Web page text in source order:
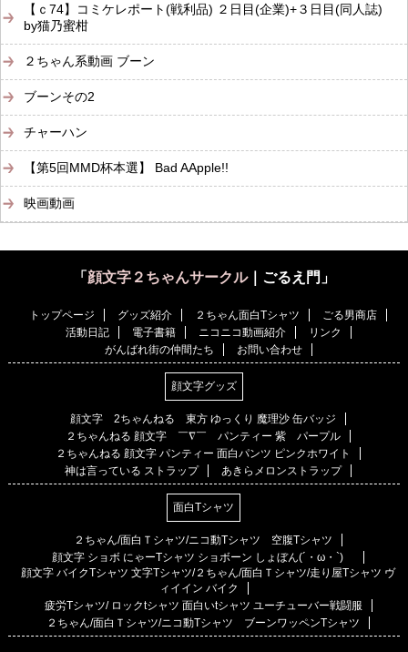
【ｃ74】コミケレポート(戦利品) ２日目(企業)+３日目(同人誌)
by猫乃蜜柑
２ちゃん系動画 ブーン
ブーンその2
チャーハン
【第5回MMD杯本選】 Bad AApple!!
映画動画
「 顔文字２ちゃんサークル｜ごるえ門」
トップページ グッズ紹介 ２ちゃん面白Tシャツ
ごる男商店
活動日記
電子書籍 ニコニコ動画紹介
リンク
がんばれ街の仲間たち
お問い合わせ
顔文字グッズ
顔文字 2ちゃんねる 東方 ゆっくり 魔理沙 缶バッジ
２ちゃんねる 顔文字 ￣∇￣ パンティー 紫 パープル
２ちゃんねる 顔文字 パンティー 面白パンツ ピンクホワイト
神は言っている ストラップ
あきらメロンストラップ
面白Tシャツ
２ちゃん/面白Ｔシャツ/ニコ動Tシャツ 空腹Tシャツ
顔文字 ショボ にゃーTシャツ ショボーン しょぼん(´・ω・`)
顔文字 バイクTシャツ 文字Tシャツ/２ちゃん/面白Ｔシャツ/走り屋Tシャツ ヴ
ィイイン バイク
疲労Tシャツ/ ロックtシャツ 面白いtシャツ ユーチューバー戦闘服
２ちゃん/面白Ｔシャツ/ニコ動Tシャツ ブーンワッペンTシャツ